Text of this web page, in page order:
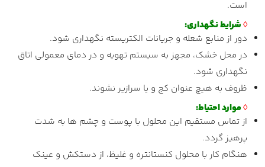
است.
◊شرایط نگهداری:
دور از منابع شعله و جریانات الکتریسته نگهداری شود.
در محل خشک، مجهز به سیستم تهویه و در دمای معمولی اتاق
نگهداری شود.
ظروف به هیچ عنوان کج و یا سرازیر نشوند.
◊موارد احتیاط:
از تماس مستقیم این محلول با پوست و چشم ها به شدت
پرهیز گردد.
هنگام کار با محلول کنستانتره و غلیظ، از دستکش و عینک